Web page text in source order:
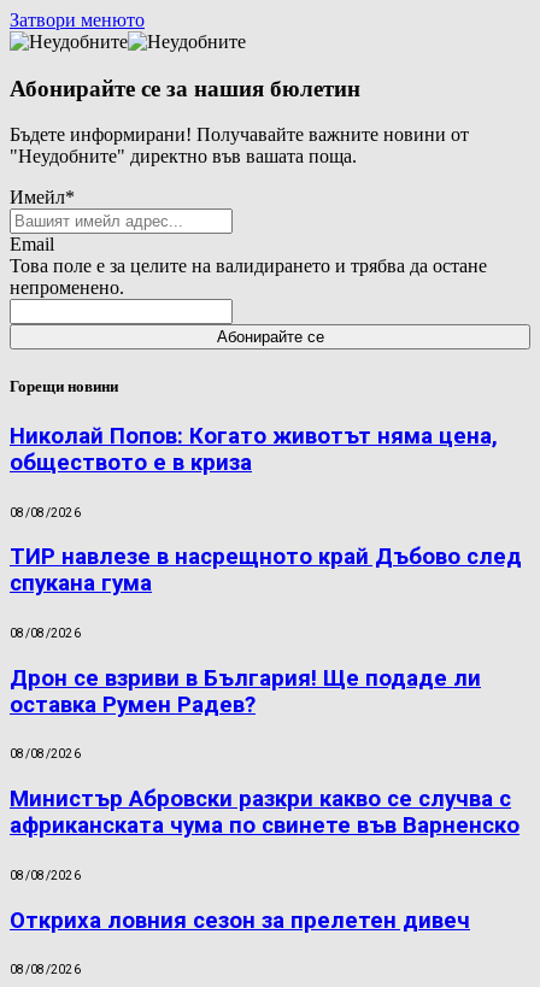
Затвори менюто
Абонирайте се за нашия бюлетин
Бъдете информирани! Получавайте важните новини от
"Неудобните" директно във вашата поща.
Имейл*
Email
Това поле е за целите на валидирането и трябва да остане
непроменено.
Горещи новини
Николай Попов: Когато животът няма цена,
обществото е в криза
08/08/2026
ТИР навлезе в насрещното край Дъбово след
спукана гума
08/08/2026
Дрон се взриви в България! Ще подаде ли
оставка Румен Радев?
08/08/2026
Министър Абровски разкри какво се случва с
африканската чума по свинете във Варненско
08/08/2026
Откриха ловния сезон за прелетен дивеч
08/08/2026